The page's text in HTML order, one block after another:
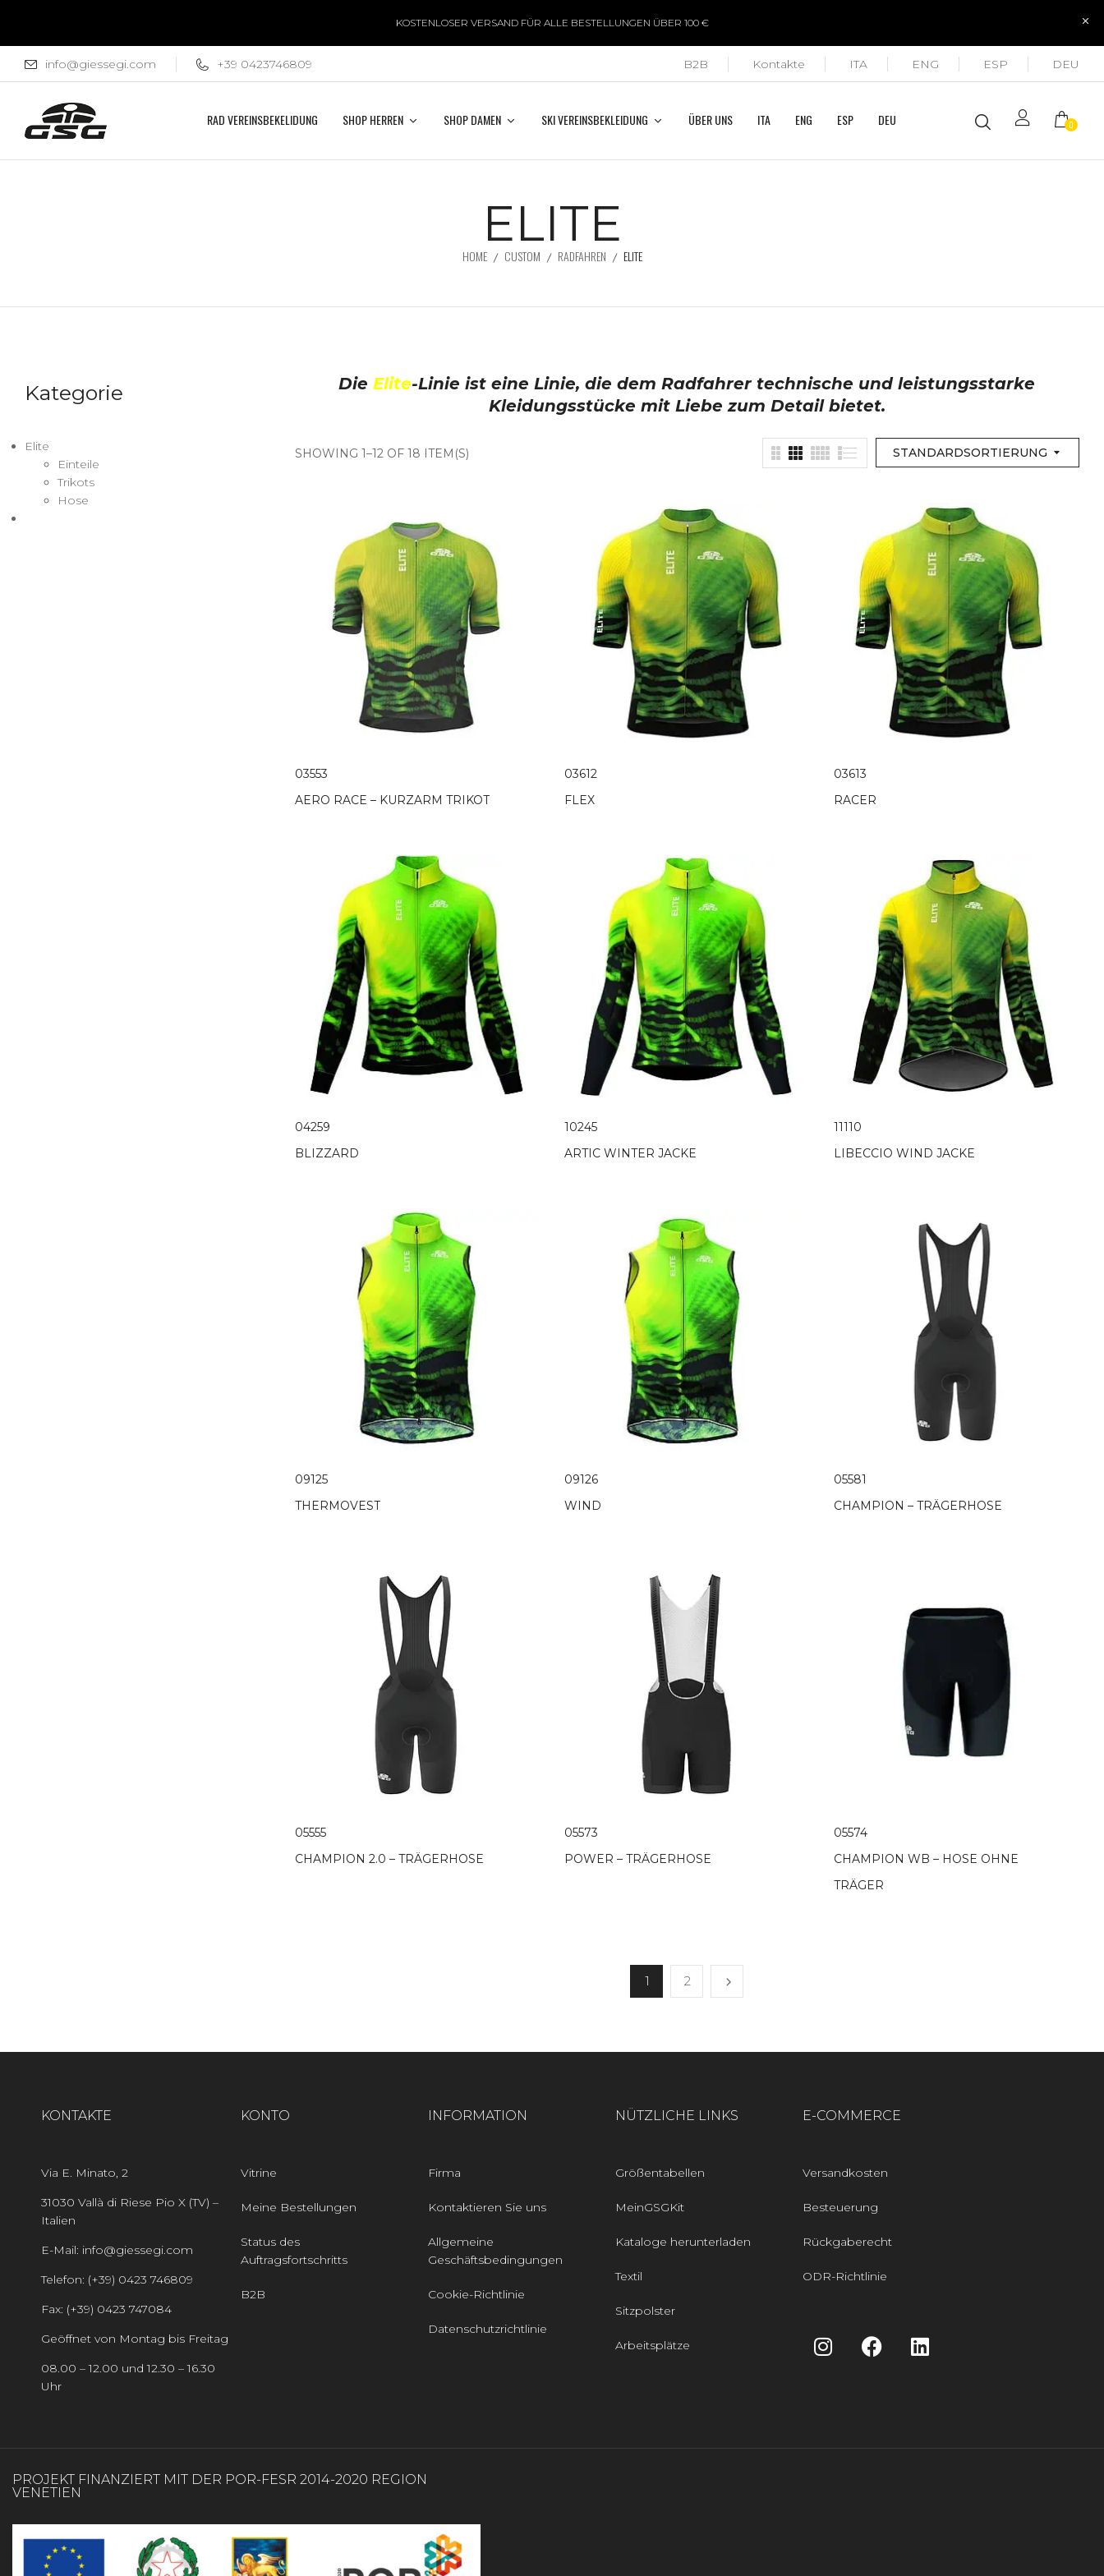
KOSTENLOSER VERSAND FÜR ALLE BESTELLUNGEN ÜBER 100 €
info@giessegi.com +39 0423746809 B2B Kontakte ITA ENG ESP DEU
RAD VEREINSBEKELIDUNG SHOP HERREN SHOP DAMEN SKI VEREINSBEKLEIDUNG ÜBER UNS ITA ENG ESP DEU 0
ELITE
HOME CUSTOM RADFAHREN ELITE
Kategorie
Elite
Einteile
Trikots
Hose
DieElite-Linie ist eine Linie, die dem Radfahrer technische und leistungsstarke
Kleidungsstücke mit Liebe zum Detail bietet.
STANDARDSORTIERUNG
SHOWING 1–12 OF 18 ITEM(S)
03553
AERO RACE – KURZARM TRIKOT
03612
FLEX
03613
RACER
04259
BLIZZARD
10245
ARTIC WINTER JACKE
11110
LIBECCIO WIND JACKE
09125
THERMOVEST
09126
WIND
05581
CHAMPION – TRÄGERHOSE
05555
CHAMPION 2.0 – TRÄGERHOSE
05573
POWER – TRÄGERHOSE
05574
CHAMPION WB – HOSE OHNE
TRÄGER
1 2
KONTAKTE
Via E. Minato, 2
31030 Vallà di Riese Pio X (TV) –
Italien
E-Mail: info@giessegi.com
Telefon: (+39) 0423 746809
Fax: (+39) 0423 747084
Geöffnet von Montag bis Freitag
08.00 – 12.00 und 12.30 – 16.30
Uhr
KONTO
Vitrine
Meine Bestellungen
Status des
Auftragsfortschritts
B2B
INFORMATION
Firma
Kontaktieren Sie uns
Allgemeine
Geschäftsbedingungen
Cookie-Richtlinie
Datenschutzrichtlinie
NÜTZLICHE LINKS
Größentabellen
MeinGSGKit
Kataloge herunterladen
Textil
Sitzpolster
Arbeitsplätze
E-COMMERCE
Versandkosten
Besteuerung
Rückgaberecht
ODR-Richtlinie
PROJEKT FINANZIERT MIT DER POR-FESR 2014-2020 REGION
VENETIEN